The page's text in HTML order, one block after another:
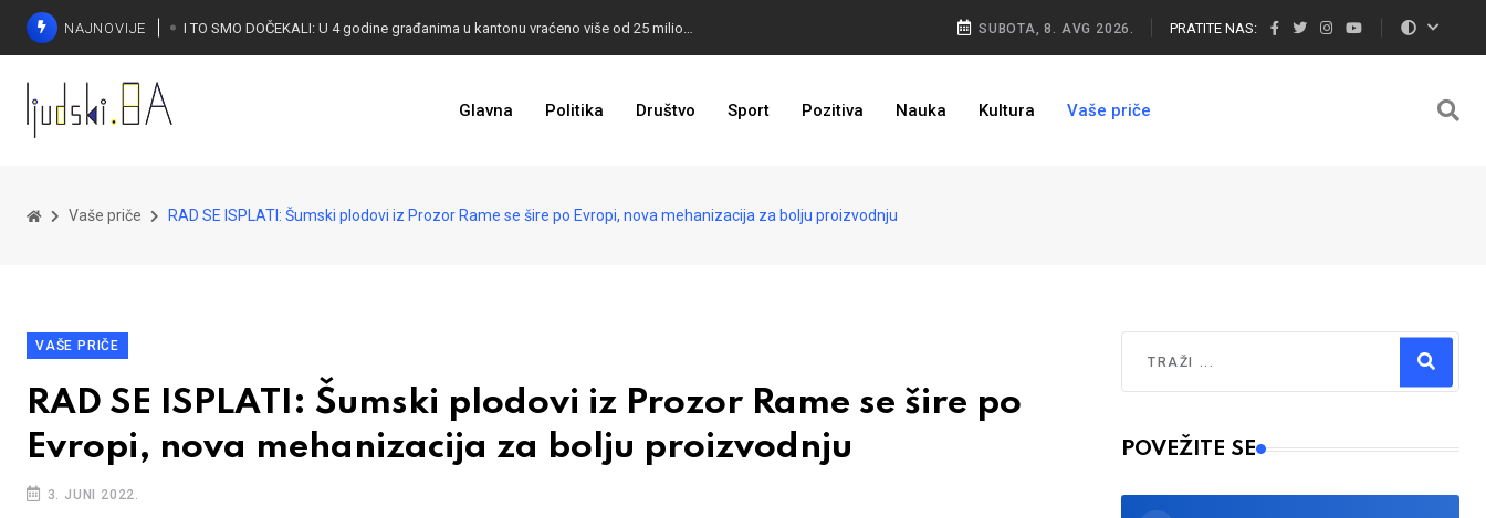
NAJNOVIJE
KONAKOVIĆ PALI ALARM: Otvoreno pismo UN-u
SUBOTA, 8. AVG 2026. PRATITE NAS:
Glavna Politika Društvo Sport Pozitiva Nauka Kultura Vaše priče
Vaše priče RAD SE ISPLATI: Šumski plodovi iz Prozor Rame se šire po Evropi, nova mehanizacija za bolju proizvodnju
VAŠE PRIČE
RAD SE ISPLATI: Šumski plodovi iz Prozor Rame se šire po
Evropi, nova mehanizacija za bolju proizvodnju
3. JUNI 2022.
Type 2 or more characters for results.
POVEŽITE SE